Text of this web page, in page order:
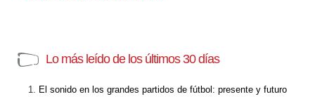
Lo más leído de los últimos 30 días
El sonido en los grandes partidos de fútbol: presente y futuro